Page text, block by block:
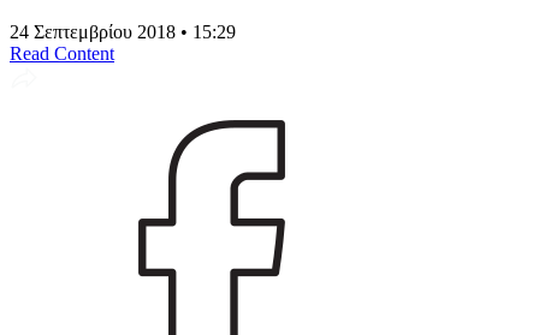
24 Σεπτεμβρίου 2018 • 15:29
Read Content